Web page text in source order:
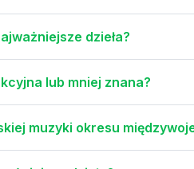
dzieła?
lub mniej znana?
muzyki okresu